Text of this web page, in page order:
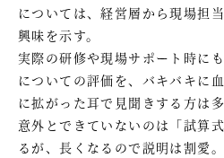
については、経営層から現場担
興味を示す。
実際の研修や現場サポート時に
についての評価を、バキバキに
に拡がった耳で見聞きする方は多
意外とできていないのは「試算
るが、長くなるので説明は割愛。